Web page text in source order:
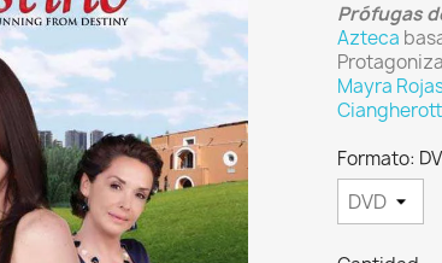
Prófugas
Azteca
Mayra
Formato: